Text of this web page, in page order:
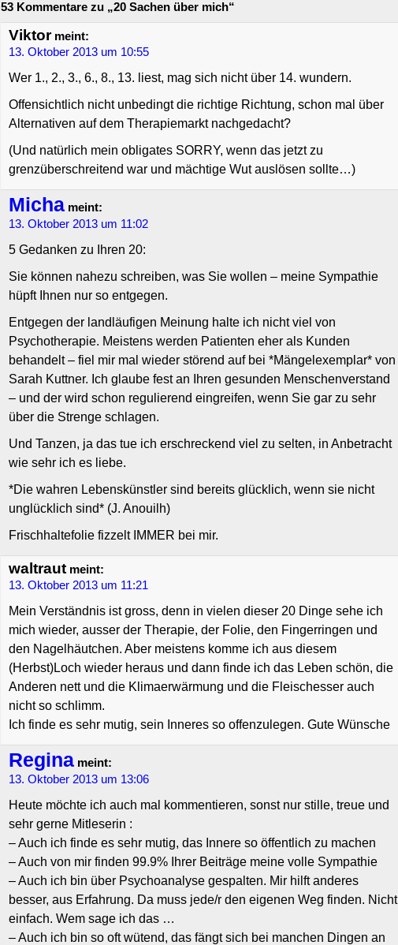
53 Kommentare zu „20 Sachen über mich“
Viktormeint:
13. Oktober 2013 um 10:55
Wer 1., 2., 3., 6., 8., 13. liest, mag sich nicht über 14. wundern.
Offensichtlich nicht unbedingt die richtige Richtung, schon mal über
Alternativen auf dem Therapiemarkt nachgedacht?
(Und natürlich mein obligates SORRY, wenn das jetzt zu
grenzüberschreitend war und mächtige Wut auslösen sollte…)
Micha meint:
13. Oktober 2013 um 11:02
5 Gedanken zu Ihren 20:
Sie können nahezu schreiben, was Sie wollen – meine Sympathie
hüpft Ihnen nur so entgegen.
Entgegen der landläufigen Meinung halte ich nicht viel von
Psychotherapie. Meistens werden Patienten eher als Kunden
behandelt – fiel mir mal wieder störend auf bei *Mängelexemplar* von
Sarah Kuttner. Ich glaube fest an Ihren gesunden Menschenverstand
– und der wird schon regulierend eingreifen, wenn Sie gar zu sehr
über die Strenge schlagen.
Und Tanzen, ja das tue ich erschreckend viel zu selten, in Anbetracht
wie sehr ich es liebe.
*Die wahren Lebenskünstler sind bereits glücklich, wenn sie nicht
unglücklich sind* (J. Anouilh)
Frischhaltefolie fizzelt IMMER bei mir.
waltraut meint:
13. Oktober 2013 um 11:21
Mein Verständnis ist gross, denn in vielen dieser 20 Dinge sehe ich
mich wieder, ausser der Therapie, der Folie, den Fingerringen und
den Nagelhäutchen. Aber meistens komme ich aus diesem
(Herbst)Loch wieder heraus und dann finde ich das Leben schön, die
Anderen nett und die Klimaerwärmung und die Fleischesser auch
nicht so schlimm.
Ich finde es sehr mutig, sein Inneres so offenzulegen. Gute Wünsche
Regina meint:
13. Oktober 2013 um 13:06
Heute möchte ich auch mal kommentieren, sonst nur stille, treue und
sehr gerne Mitleserin :
– Auch ich finde es sehr mutig, das Innere so öffentlich zu machen
– Auch von mir finden 99.9% Ihrer Beiträge meine volle Sympathie
– Auch ich bin über Psychoanalyse gespalten. Mir hilft anderes
besser, aus Erfahrung. Da muss jede/r den eigenen Weg finden. Nicht
einfach. Wem sage ich das …
– Auch ich bin so oft wütend, das fängt sich bei manchen Dingen an